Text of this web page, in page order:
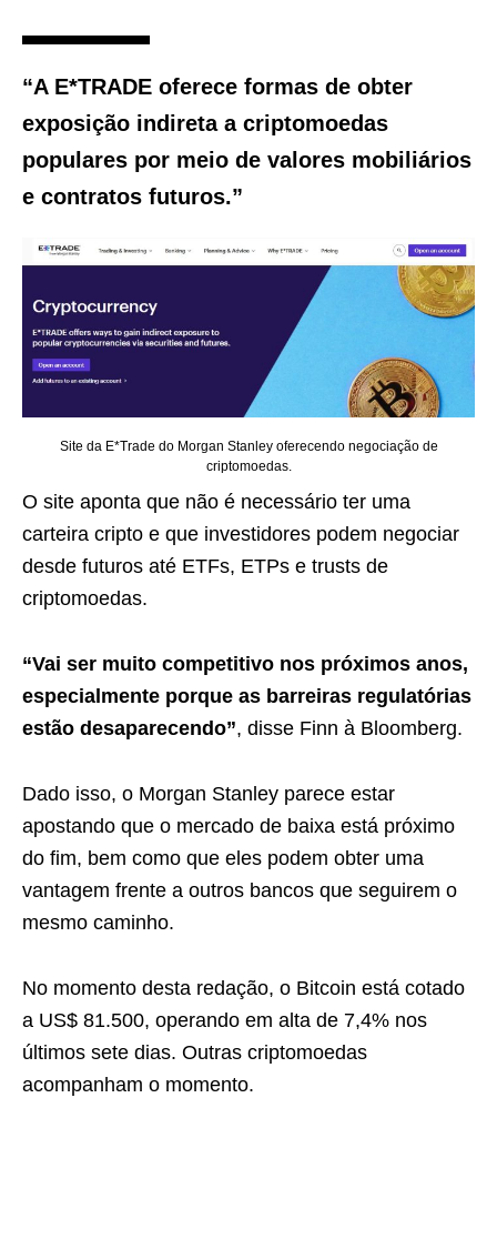
“A E*TRADE oferece formas de obter
exposição indireta a criptomoedas
populares por meio de valores mobiliários
e contratos futuros.”
Site da E*Trade do Morgan Stanley oferecendo negociação de
criptomoedas.
O site aponta que não é necessário ter uma
carteira cripto e que investidores podem negociar
desde futuros até ETFs, ETPs e trusts de
criptomoedas.
“Vai ser muito competitivo nos próximos anos,
especialmente porque as barreiras regulatórias
estão desaparecendo”, disse Finn à Bloomberg.
Dado isso, o Morgan Stanley parece estar
apostando que o mercado de baixa está próximo
do fim, bem como que eles podem obter uma
vantagem frente a outros bancos que seguirem o
mesmo caminho.
No momento desta redação, o Bitcoin está cotado
a US$ 81.500, operando em alta de 7,4% nos
últimos sete dias. Outras criptomoedas
acompanham o momento.